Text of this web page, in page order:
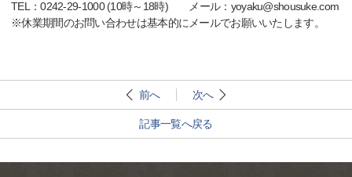
TEL：0242-29-1000 (10時～18時) メール：yoyaku@shousuke.com
※休業期間のお問い合わせは基本的にメールでお願いいたします。
前へ 次へ
記事一覧へ戻る